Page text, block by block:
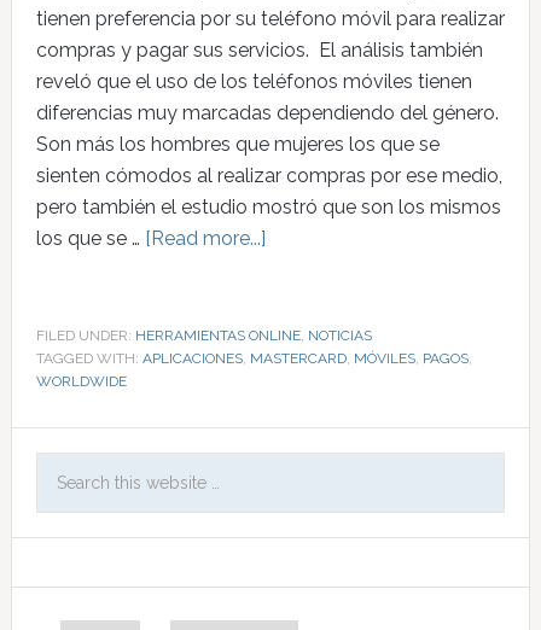
tienen preferencia por su teléfono móvil para realizar
compras y pagar sus servicios. El análisis también
reveló que el uso de los teléfonos móviles tienen
diferencias muy marcadas dependiendo del género.
Son más los hombres que mujeres los que se
sienten cómodos al realizar compras por ese medio,
pero también el estudio mostró que son los mismos
los que se … [Read more...]
FILED UNDER: HERRAMIENTAS ONLINE, NOTICIAS
TAGGED WITH: APLICACIONES, MASTERCARD, MÓVILES, PAGOS,
WORLDWIDE